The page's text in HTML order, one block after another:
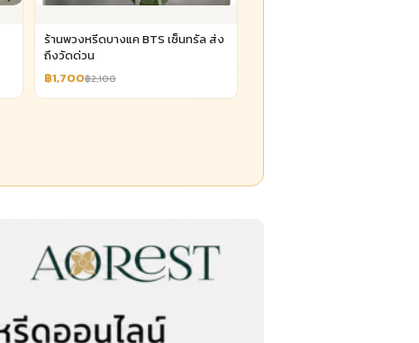
ร้านพวงหรีดบางแค BTS เซ็นทรัล ส่ง
ถึงวัดด่วน
฿1,700฿2,100